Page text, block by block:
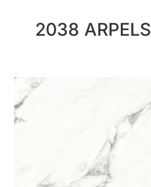
2038 ARPELS